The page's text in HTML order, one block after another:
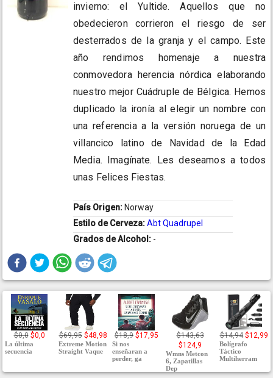
invierno: el Yultide. Aquellos que no
obedecieron corrieron el riesgo de ser
desterrados de la granja y el campo. Este
año rendimos homenaje a nuestra
conmovedora herencia nórdica elaborando
nuestro mejor Cuádruple de Bélgica. Hemos
duplicado la ironía al elegir un nombre con
una referencia a la versión noruega de un
villancico latino de Navidad de la Edad
Media. Imagínate. Les deseamos a todos
unas Felices Fiestas.
País Origen: Norway
Estilo de Cerveza:Abt Quadrupel
Grados de Alcohol: -
$0,0 $0,0
La última
secuencia
$69,95 $48,98
Extreme Motion
Straight Vaque
$18,9 $17,95
Si nos
enseñaran a
perder, ga
$143,63
$124,9
Wmns Metcon
6, Zapatillas
Dep
$14,94 $12,99
Bolígrafo
Táctico
Multiherram